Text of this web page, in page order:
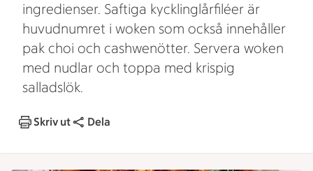
ingredienser. Saftiga kycklinglårfiléer är
huvudnumret i woken som också innehåller
pak choi och cashwenötter. Servera woken
med nudlar och toppa med krispig
salladslök.
Skriv ut Dela